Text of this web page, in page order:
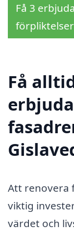
Få 3
förpliktelser
Få
Att renovera
viktig
värdet och